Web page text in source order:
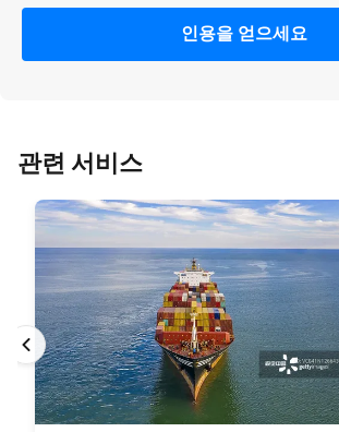
인용을 얻으세요
관련 서비스